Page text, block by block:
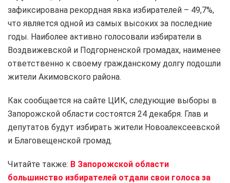
зафиксирована рекордная явка избирателей – 49,7%,
что является одной из самых высоких за последние
годы. Наиболее активно голосовали избиратели в
Воздвижевской и Подгорненской громадах, наименее
ответственно к своему гражданскому долгу подошли
жители Акимовского района.
Как сообщается на сайте ЦИК, следующие выборы в
Запорожской области состоятся 24 декабря. Глав и
депутатов будут избирать жители Новоалексеевской
и Благовещенской громад.
Читайте также: В Запорожской области
большинство избирателей отдали свои голоса за